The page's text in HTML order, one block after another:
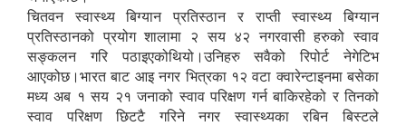
चितवन स्वास्थ्य बिग्यान प्रतिस्ठान र राप्ती स्वास्थ्य बिग्यान
प्रतिस्ठानको प्रयोग शालामा २ सय ४२ नगरवासी हरुको स्वाव
सङ्कलन गरि पठाइएकोथियो।उनिहरु सवैको रिपोर्ट नेगेटिभ
आएकोछ।भारत बाट आइ नगर भित्रका १२ वटा क्वारेन्टाइनमा बसेका
मध्य अब १ सय २१ जनाको स्वाव परिक्षण गर्न बाकिरहेको र तिनको
स्वाव परिक्षण छिटटै गरिने नगर स्वास्थ्यका रबिन बिस्टले